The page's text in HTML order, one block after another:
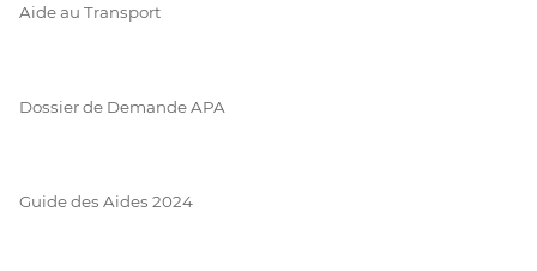
Aide au Transport
Dossier de Demande APA
Guide des Aides 2024